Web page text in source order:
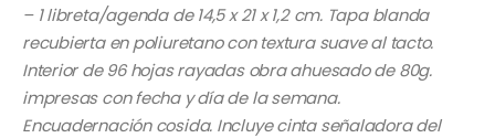
– 1 libreta/agenda de 14,5 x 21 x 1,2 cm. Tapa blanda
recubierta en poliuretano con textura suave al tacto.
Interior de 96 hojas rayadas obra ahuesado de 80g.
impresas con fecha y día de la semana.
Encuadernación cosida. Incluye cinta señaladora del